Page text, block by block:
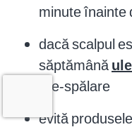
minute înainte
dacă scalpul
săptămână
pre-spălare
evită